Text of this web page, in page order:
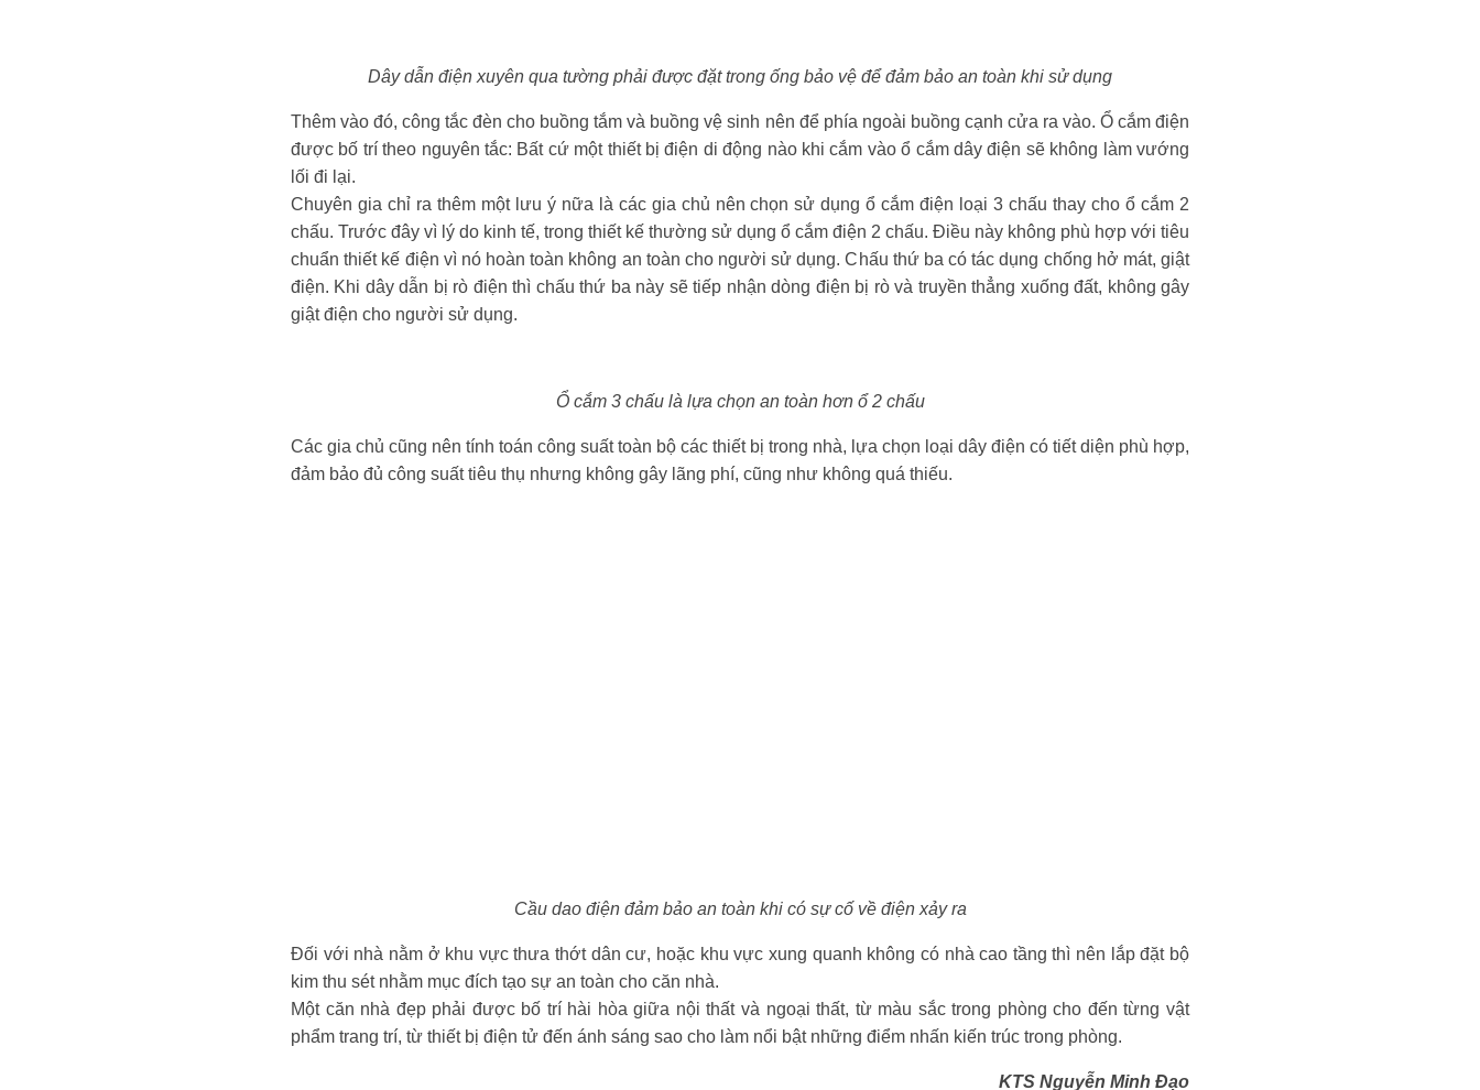
Dây dẫn điện xuyên qua tường phải được đặt trong ống bảo vệ để đảm bảo an toàn khi sử dụng
Thêm vào đó, công tắc đèn cho buồng tắm và buồng vệ sinh nên để phía ngoài buồng cạnh cửa ra vào. Ổ cắm điện
được bố trí theo nguyên tắc: Bất cứ một thiết bị điện di động nào khi cắm vào ổ cắm dây điện sẽ không làm vướng
lối đi lại.
Chuyên gia chỉ ra thêm một lưu ý nữa là các gia chủ nên chọn sử dụng ổ cắm điện loại 3 chấu thay cho ổ cắm 2
chấu. Trước đây vì lý do kinh tế, trong thiết kế thường sử dụng ổ cắm điện 2 chấu. Điều này không phù hợp với tiêu
chuẩn thiết kế điện vì nó hoàn toàn không an toàn cho người sử dụng. Chấu thứ ba có tác dụng chống hở mát, giật
điện. Khi dây dẫn bị rò điện thì chấu thứ ba này sẽ tiếp nhận dòng điện bị rò và truyền thẳng xuống đất, không gây
giật điện cho người sử dụng.
Ổ cắm 3 chấu là lựa chọn an toàn hơn ổ 2 chấu
Các gia chủ cũng nên tính toán công suất toàn bộ các thiết bị trong nhà, lựa chọn loại dây điện có tiết diện phù hợp,
đảm bảo đủ công suất tiêu thụ nhưng không gây lãng phí, cũng như không quá thiếu.
Cầu dao điện đảm bảo an toàn khi có sự cố về điện xảy ra
Đối với nhà nằm ở khu vực thưa thớt dân cư, hoặc khu vực xung quanh không có nhà cao tầng thì nên lắp đặt bộ
kim thu sét nhằm mục đích tạo sự an toàn cho căn nhà.
Một căn nhà đẹp phải được bố trí hài hòa giữa nội thất và ngoại thất, từ màu sắc trong phòng cho đến từng vật
phẩm trang trí, từ thiết bị điện tử đến ánh sáng sao cho làm nổi bật những điểm nhấn kiến trúc trong phòng.
KTS Nguyễn Minh Đạo